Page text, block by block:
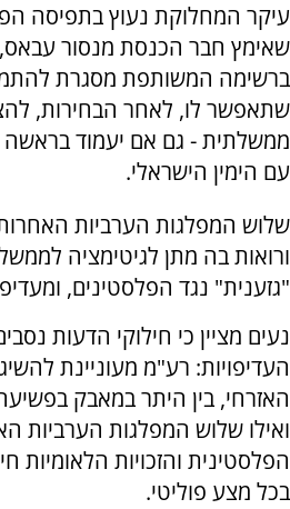
עיקר המחלוקת נעוץ בתפיסה
שאימץ חבר הכנסת מנסור
ברשימה המשותפת מסגרת
שתאפשר לו, לאחר הבחירות,
ממשלתית - גם אם יעמוד
עם הימין הישראלי.
שלוש המפלגות הערביות
ורואות בה מתן לגיטימציה
"גזענית" נגד הפלסטינים,
נעים מציין כי חילוקי הדעות
העדיפויות: רע"מ מעוניינת
האזרחי, בין היתר במאבק
ואילו שלוש המפלגות הערביות
הפלסטינית והזכויות הלאומיות
בכל מצע פוליטי.